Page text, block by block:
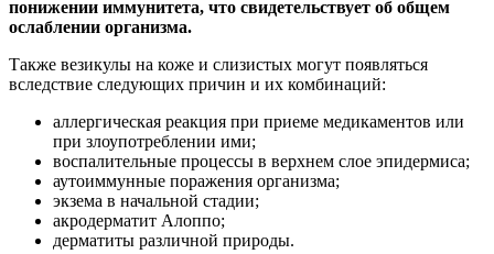
понижении иммунитета, что свидетельствует об общем
ослаблении организма.
Также везикулы на коже и слизистых могут появляться
вследствие следующих причин и их комбинаций:
аллергическая реакция при приеме медикаментов или
при злоупотреблении ими;
воспалительные процессы в верхнем слое эпидермиса;
аутоиммунные поражения организма;
экзема в начальной стадии;
акродерматит Алоппо;
дерматиты различной природы.